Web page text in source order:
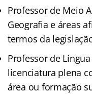
Professor de Meio
Geografia e áreas
termos da
Professor de
licenciatura plena
área ou formação